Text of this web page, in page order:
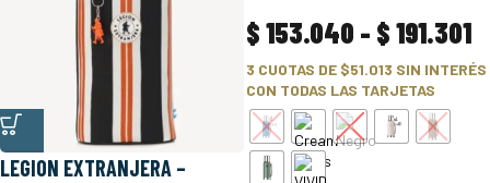
LEGION EXTRANJERA –
$153.040 - $191.301
3 CUOTAS DE $51.013 SIN INTERÉS
CON TODAS LAS TARJETAS